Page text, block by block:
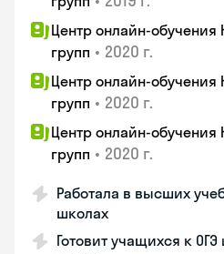
Центр онлайн-обучения
групп • 2020 г.
Центр онлайн-обучения
групп • 2020 г.
Центр онлайн-обучения
групп • 2020 г.
Работала в высших
школах
Готовит учащихся к